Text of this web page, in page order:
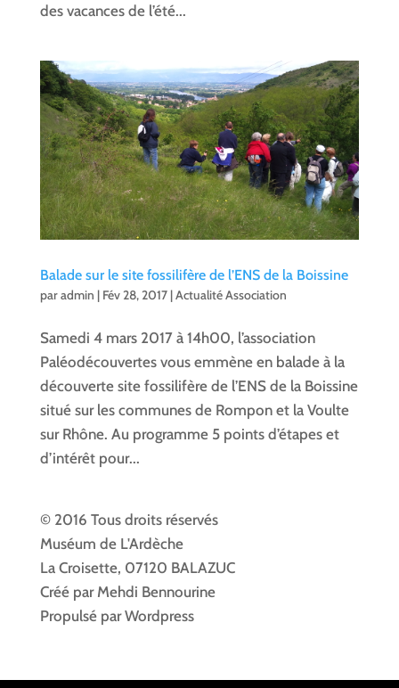
des vacances de l’été...
Balade sur le site fossilifère de l’ENS de la Boissine
paradmin | Fév 28, 2017|Actualité Association
Samedi 4 mars 2017 à 14h00, l’association
Paléodécouvertes vous emmène en balade à la
découverte site fossilifère de l’ENS de la Boissine
situé sur les communes de Rompon et la Voulte
sur Rhône. Au programme 5 points d’étapes et
d’intérêt pour...
© 2016 Tous droits réservés
Muséum de L'Ardèche
La Croisette, 07120 BALAZUC
Créé par Mehdi Bennourine
Propulsé par Wordpress